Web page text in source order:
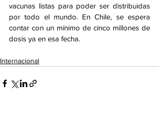
vacunas listas para poder ser distribuidas
por todo el mundo. En Chile, se espera
contar con un mínimo de cinco millones de
dosis ya en esa fecha.
Internacional